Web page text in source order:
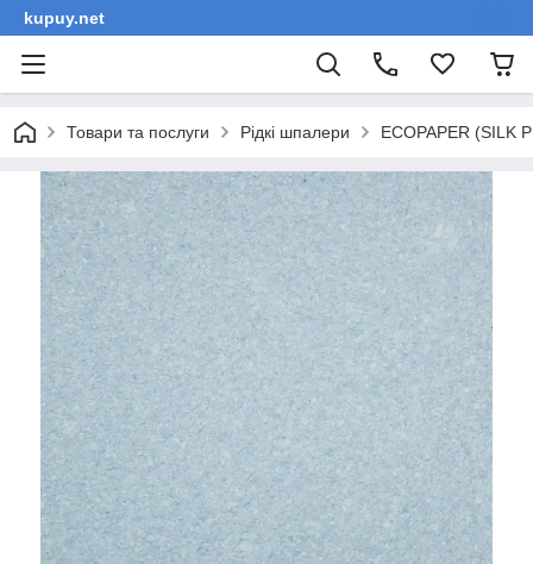
kupuy.net
Товари та послуги Рідкі шпалери ECOPAPER (SILK